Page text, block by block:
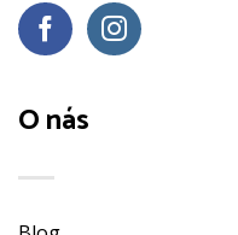
O nás